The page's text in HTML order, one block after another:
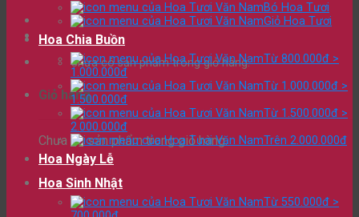
Chưa có sản phẩm trong giỏ hàng.
Giỏ hàng
Chưa có sản phẩm trong giỏ hàng.
Bó Hoa Tươi
Giỏ Hoa Tươi
Hoa Chia Buồn
Từ 800.000đ >
1.000.000đ
Từ 1.000.000đ >
1.500.000đ
Từ 1.500.000đ >
2.000.000đ
Trên 2.000.000đ
Hoa Ngày Lễ
Hoa Sinh Nhật
Từ 550.000đ >